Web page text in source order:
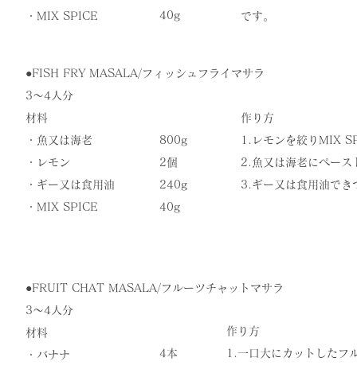
​・MIX SPICE
40g
です。
●​FISH FRY MASALA/フィッシュフライマサラ
3〜4人分
材料
・魚又は海老
・レモン
・ギー又は食用油
​・MIX SPICE
800g
2個
240g
​40g
作り方
1.レモンを絞りMIX
​2.魚又は海老にペース
​3.ギー又は食用油でき
●​FRUIT CHAT MASALA/フルーツチャットマサラ
3〜4人分
材料
・バナナ
4本
作り方
​1.一口大にカットしたフ